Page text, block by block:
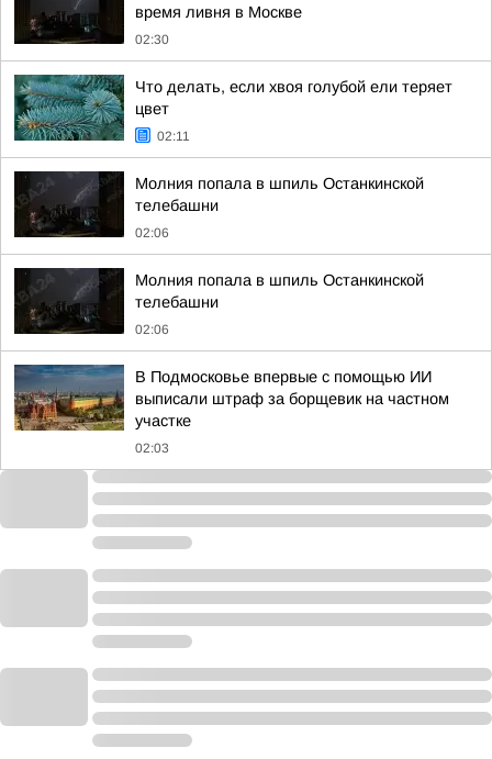
время ливня в Москве
02:30
Что делать, если хвоя голубой ели теряет
цвет
02:11
Молния попала в шпиль Останкинской
телебашни
02:06
Молния попала в шпиль Останкинской
телебашни
02:06
В Подмосковье впервые с помощью ИИ
выписали штраф за борщевик на частном
участке
02:03